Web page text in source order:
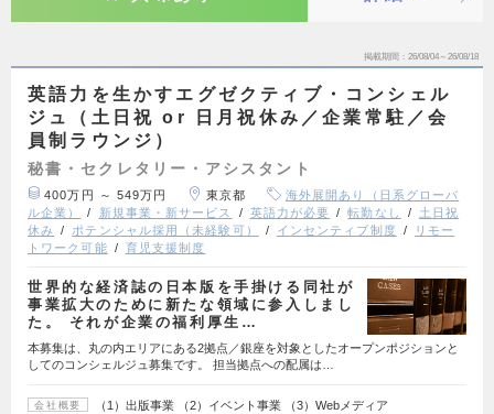
掲載期間 26/08/04～26/08/18
英語力を生かすエグゼクティブ・コンシェル
ジュ（土日祝 or 日月祝休み／企業常駐／会
員制ラウンジ）
秘書・セクレタリー・アシスタント
400万円 ～ 549万円 東京都
海外展開あり（日系グローバ
ル企業）
新規事業・新サービス 英語力が必要 転勤なし
土日祝
休み
ポテンシャル採用（未経験可） インセンティブ制度
リモー
トワーク可能
育児支援制度
世界的な経済誌の日本版を手掛ける同社が
事業拡大のために新たな領域に参入しまし
た。 それが企業の福利厚生…
本募集は、丸の内エリアにある2拠点／銀座を対象としたオープンポジションと
してのコンシェルジュ募集です。 担当拠点への配属は…
会社概要 （1）出版事業 （2）イベント事業 （3）Webメディア